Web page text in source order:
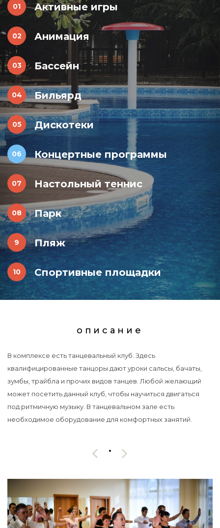
Активные игры
Анимация
Бассейн
Бильярд
Дискотеки
Концертные программы
Настольный теннис
Парк
Пляж
Спортивные площадки
описание
В комплексе есть танцевальный клуб. Здесь
квалифицированные танцоры дают уроки сальсы, бачаты,
зумбы, трайбла и прочих видов танцев. Любой желающий
может посетить данный клуб, чтобы научиться двигаться
под ритмичную музыку. В танцевальном зале есть
необходимое оборудование для комфортных занятий.